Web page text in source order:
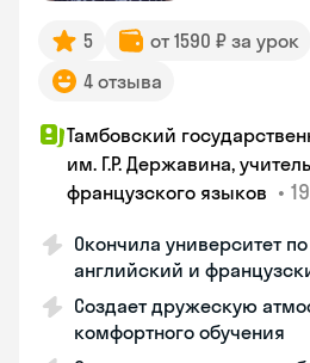
5 от 1590 ₽ за урок
4 отзыва
Тамбовский
им. Г.Р. Державина,
французского языков •
Окончила университет
английский и
Создает дружескую
комфортного обучения